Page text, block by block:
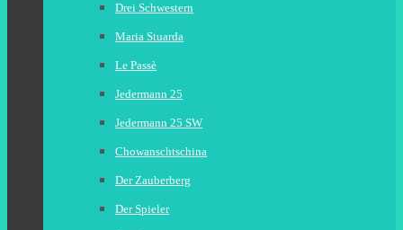
Drei Schwestern
Maria Stuarda
Le Passè
Jedermann 25
Jedermann 25 SW
Chowanschtschina
Der Zauberberg
Der Spieler